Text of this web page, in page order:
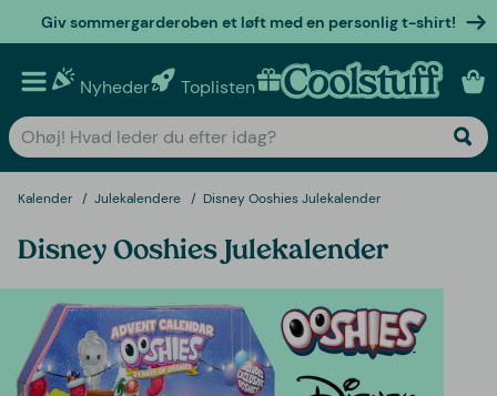
Giv sommergarderoben et løft med en personlig t-shirt!
Nyheder Toplisten Personlige gaver
Kalender Julekalendere Disney Ooshies Julekalender
Disney Ooshies Julekalender